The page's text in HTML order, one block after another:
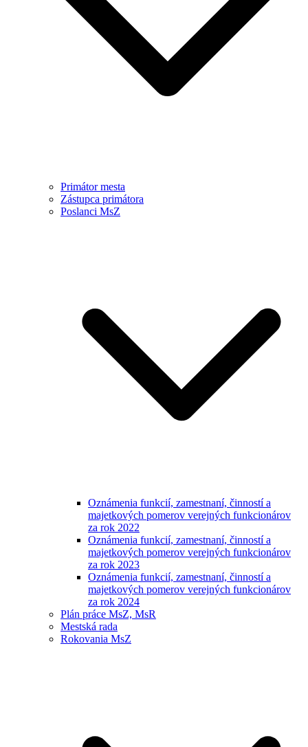
Primátor mesta
Zástupca primátora
Poslanci MsZ
Oznámenia funkcií, zamestnaní, činností a
majetkových pomerov verejných funkcionárov
za rok 2022
Oznámenia funkcií, zamestnaní, činností a
majetkových pomerov verejných funkcionárov
za rok 2023
Oznámenia funkcií, zamestnaní, činností a
majetkových pomerov verejných funkcionárov
za rok 2024
Plán práce MsZ, MsR
Mestská rada
Rokovania MsZ